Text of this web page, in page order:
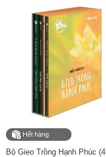
Hết hàng
Bộ Gieo Trồng Hạnh Phúc (4